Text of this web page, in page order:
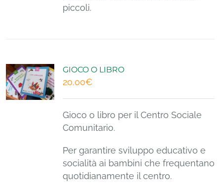
DONA ORA
piccoli.
GIOCO O LIBRO
20,00€
Gioco o libro per il Centro Sociale
Comunitario.
Per garantire sviluppo educativo e
socialità ai bambini che frequentano
quotidianamente il centro.